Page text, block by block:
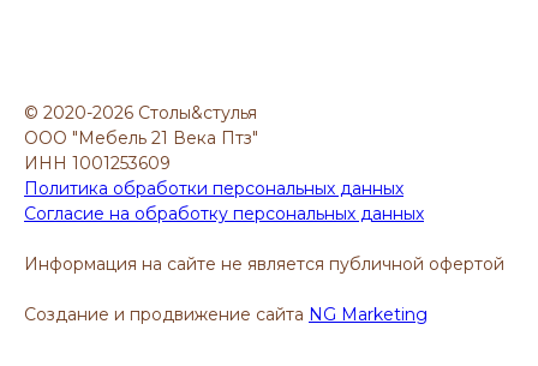
© 2020-2026 Столы&стулья
ООО "Мебель 21 Века Птз"
ИНН 1001253609
Политика обработки персональных данных
Согласие на обработку персональных данных
Информация на сайте не является публичной офертой
Создание и продвижение сайта NG Marketing